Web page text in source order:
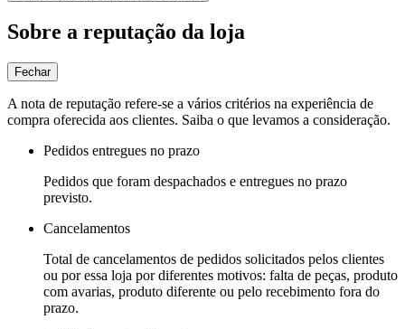
Sobre a reputação da loja
Fechar
A nota de reputação refere-se a vários critérios na experiência de
compra oferecida aos clientes. Saiba o que levamos a consideração.
Pedidos entregues no prazo
Pedidos que foram despachados e entregues no prazo
previsto.
Cancelamentos
Total de cancelamentos de pedidos solicitados pelos clientes
ou por essa loja por diferentes motivos: falta de peças, produto
com avarias, produto diferente ou pelo recebimento fora do
prazo.